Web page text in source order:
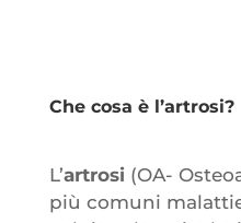
Che cosa è l’artrosi?
L’artrosi (OA-
più comuni